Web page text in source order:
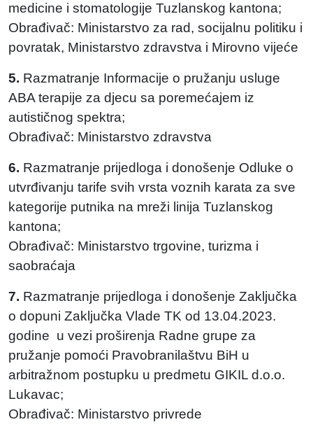
medicine i stomatologije Tuzlanskog kantona;
Obrađivač: Ministarstvo za rad, socijalnu politiku i
povratak, Ministarstvo zdravstva i Mirovno vijeće
5. Razmatranje Informacije o pružanju usluge
ABA terapije za djecu sa poremećajem iz
autističnog spektra;
Obrađivač: Ministarstvo zdravstva
6. Razmatranje prijedloga i donošenje Odluke o
utvrđivanju tarife svih vrsta voznih karata za sve
kategorije putnika na mreži linija Tuzlanskog
kantona;
Obrađivač: Ministarstvo trgovine, turizma i
saobraćaja
7. Razmatranje prijedloga i donošenje Zaključka
o dopuni Zaključka Vlade TK od 13.04.2023.
godine u vezi proširenja Radne grupe za
pružanje pomoći Pravobranilaštvu BiH u
arbitražnom postupku u predmetu GIKIL d.o.o.
Lukavac;
Obrađivač: Ministarstvo privrede